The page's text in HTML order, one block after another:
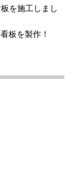
を施工しまし
板を製作！